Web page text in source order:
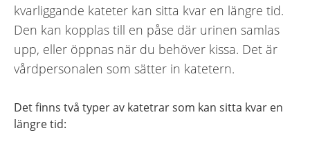
kvarliggande kateter kan sitta kvar en längre tid.
Den kan kopplas till en påse där urinen samlas
upp, eller öppnas när du behöver kissa. Det är
vårdpersonalen som sätter in katetern.
Det finns två typer av katetrar som kan sitta kvar en
längre tid: